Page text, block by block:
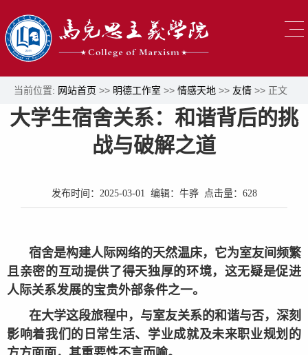
当前位置: 网站首页 >> 明德工作室 >> 情感天地 >> 友情 >> 正文
大学生宿舍关系：和谐背后的挑
战与破解之道
发布时间：2025-03-01 编辑：牛骅 点击量： 628
宿舍是构建人际网络的天然温床，它为室友间频繁
且亲密的互动提供了得天独厚的环境，这无疑是促进
人际关系发展的宝贵外部条件之一。
在大学这段旅程中，与室友关系的和谐与否，深刻
影响着我们的日常生活、学业成就及未来职业规划的